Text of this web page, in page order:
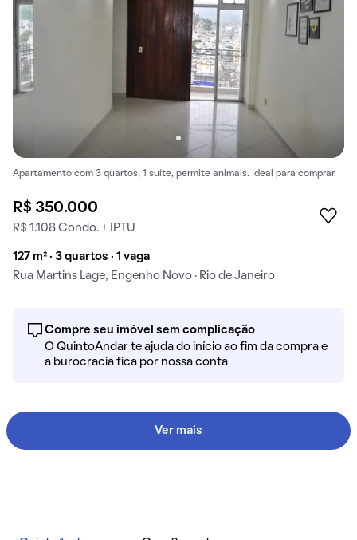
Apartamento com 3 quartos, 1 suíte, permite animais. Ideal para comprar.
R$ 350.000
R$ 1.108 Condo. + IPTU
127 m² · 3 quartos · 1 vaga
Rua Martins Lage, Engenho Novo · Rio de Janeiro
Compre seu imóvel sem complicação
O QuintoAndar te ajuda do início ao fim da compra e
a burocracia fica por nossa conta
Ver mais